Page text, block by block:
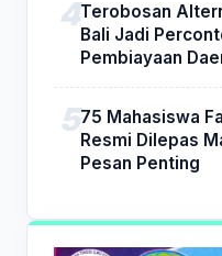
Terobosan
Bali Jadi
Pembiayaan
75 Mahasiswa
Resmi Dilepas
Pesan Penting